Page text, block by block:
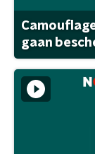
gaan